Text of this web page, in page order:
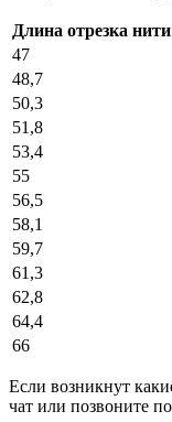
Длина отрезка
47
48,7
50,3
51,8
53,4
55
56,5
58,1
59,7
61,3
62,8
64,4
66
Если возникнут
чат или позвоните